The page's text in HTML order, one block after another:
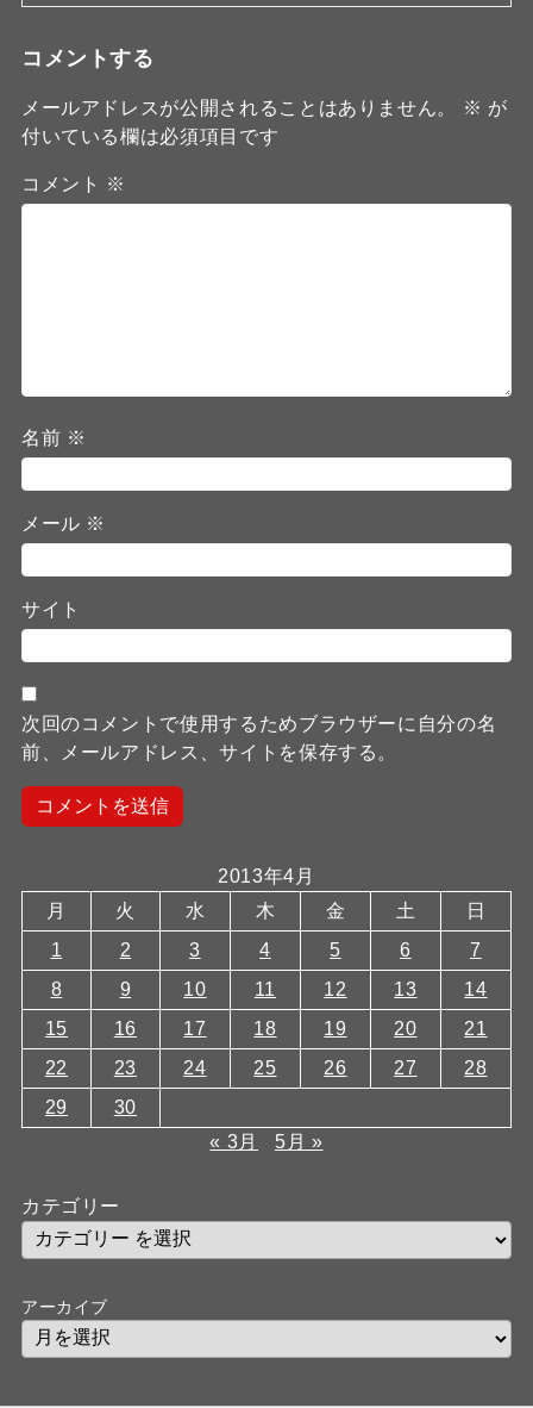
コメントする
メールアドレスが公開されることはありません。 ※ が
付いている欄は必須項目です
コメント ※
名前 ※
メール ※
サイト
次回のコメントで使用するためブラウザーに自分の名
前、メールアドレス、サイトを保存する。
2013年4月
月
火 水 木 金 土
日
1
2 3 4 5 6
7
8
9 10 11 12 13
14
15
16 17 18 19 20
21
22
23 24 25 26 27
28
29
30
« 3月
5月 »
カテゴリー
アーカイブ